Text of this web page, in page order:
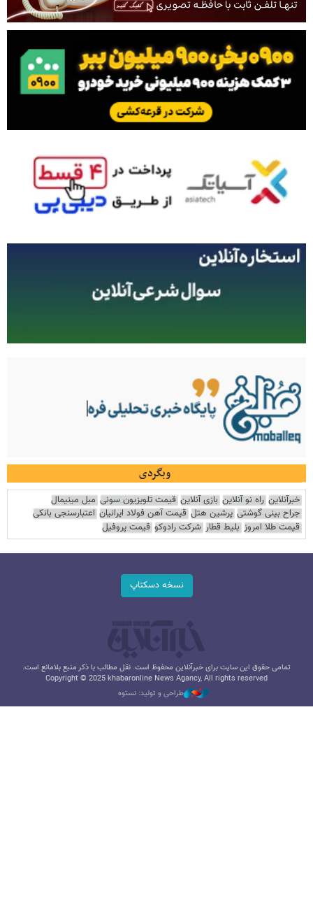
وبگردی
خبرآنلاین راه نو آنلاین بازی آنلاین قیمت تلویزیون سونی مبل مینیمال
جراح بینی گوشتی پرشین هتل قیمت آهن فولاد ایرانیان اعتبارسنجی بانکی
قیمت طلا امروز بلیط قطار شرکت رادوکو قیمت پروفیل
نسخه دسکتاپ
تمامی حقوق این سایت برای خبرآنلاین محفوظ است. نقل مطالب با ذکر منبع بلامانع است.
Copyright © 2025 khabaronline News Agancy, All rights reserved
طراحی و تولید: نستوه